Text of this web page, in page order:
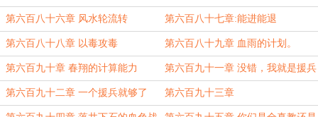
意
第六百八十六章 风水轮流转 第六百八十七章:能进能退
第六百八十八章 以毒攻毒 第六百八十九章 血雨的计划。
第六百九十章 春翔的计算能力 第六百九十一章 没错，我就是援兵
第六百九十二章 一个援兵就够了 第六百九十三章